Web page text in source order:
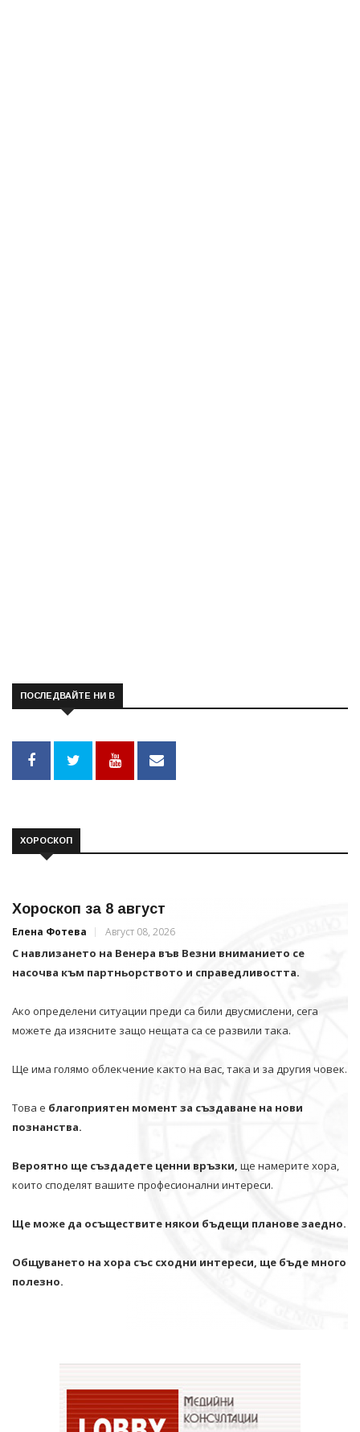
ПОСЛЕДВАЙТЕ НИ В
ХОРОСКОП
Хороскоп за 8 август
Елена Фотева Август 08, 2026
С навлизането на Венера във Везни вниманието се
насочва към партньорството и справедливостта.
Ако определени ситуации преди са били двусмислени, сега
можете да изясните защо нещата са се развили така.
Ще има голямо облекчение както на вас, така и за другия човек.
Това е благоприятен момент за създаване на нови
познанства.
Вероятно ще създадете ценни връзки, ще намерите хора,
които споделят вашите професионални интереси.
Ще може да осъществите някои бъдещи планове заедно.
Общуването на хора със сходни интереси, ще бъде много
полезно.